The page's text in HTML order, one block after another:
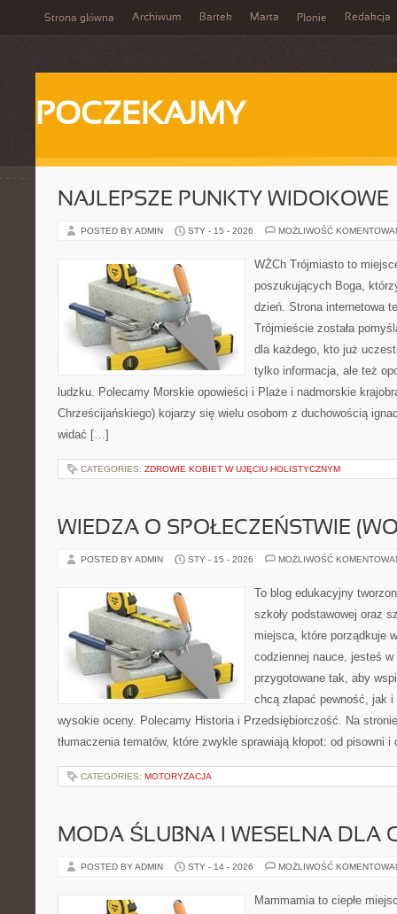
Strona główna Archiwum Bartek Marta Płonie Redakcja
POCZEKAJMY
NAJLEPSZE PUNKTY WIDOKOWE
POSTED BY ADMIN STY - 15 - 2026 MOŻLIWOŚĆ
WŻCh Trójmiasto to
poszukujących Boga,
dzień. Strona internetowa
Trójmieście została
dla każdego, kto już
tylko informacja, ale też
ludzku. Polecamy Morskie opowieści i Plaże i nadmorskie
Chrześcijańskiego) kojarzy się wielu osobom z duchowością
widać […]
CATEGORIES: ZDROWIE KOBIET W UJĘCIU HOLISTYCZNYM
WIEDZA O SPOŁECZEŃSTWIE
POSTED BY ADMIN STY - 15 - 2026 MOŻLIWOŚĆ
To blog edukacyjny
szkoły podstawowej oraz
miejsca, które porządkuje
codziennej nauce, jesteś
przygotowane tak, aby
chcą złapać pewność, jak
wysokie oceny. Polecamy Historia i Przedsiębiorczość. Na
tłumaczenia tematów, które zwykle sprawiają kłopot: od pisowni
CATEGORIES: MOTORYZACJA
MODA ŚLUBNA I WESELNA DLA
POSTED BY ADMIN STY - 14 - 2026 MOŻLIWOŚĆ
Mammamia to ciepłe